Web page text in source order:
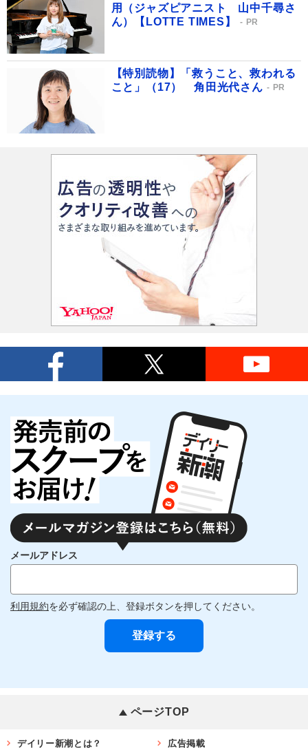
用（ジャズピアニスト 山中千尋さ
ん）【LOTTE TIMES】
PR
【特別読物】「救うこと、救われる
こと」（17） 角田光代さん
PR
メールアドレス
利用規約を必ず確認の上、登録ボタンを押してください。
ページTOP
デイリー新潮とは？ 広告掲載